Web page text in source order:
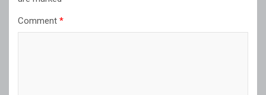
Comment *